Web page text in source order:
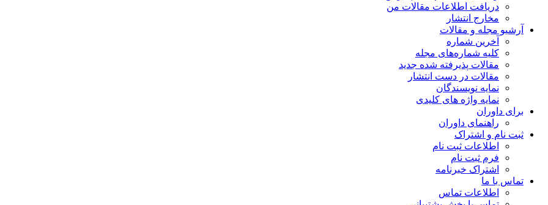
دریافت اطلاعات مقالات من
مخارج انتشار
آرشیو مجله و مقالات
آخرین شماره
کلیه شماره‌های مجله
مقالات پذیرفته شده جدید
مقالات در دست انتشار
نمایه نویسندگان
نمایه واژه های کلیدی
برای داوران
راهنمای داوران
ثبت نام و اشتراک
اطلاعات ثبت نام
فرم ثبت نام
اشتراک خبرنامه
تماس با ما
اطلاعات تماس